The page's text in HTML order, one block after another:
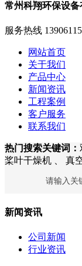
常州科翔环保设备
服务热线
网站首页
关于我们
产品中心
新闻资讯
工程案例
客户服务
联系我们
热门搜索关键词：
桨叶干燥机 、 真
新闻资讯
公司新闻
行业资讯